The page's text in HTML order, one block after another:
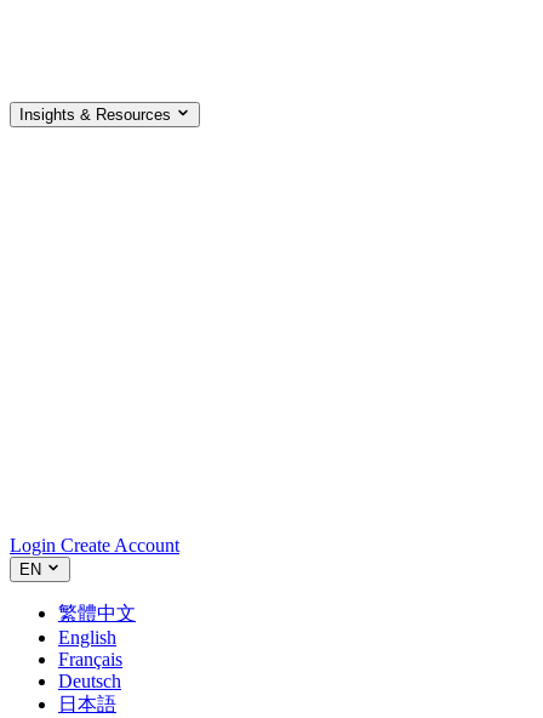
Insights & Resources
Login Create Account
EN
繁體中文
English
Français
Deutsch
日本語